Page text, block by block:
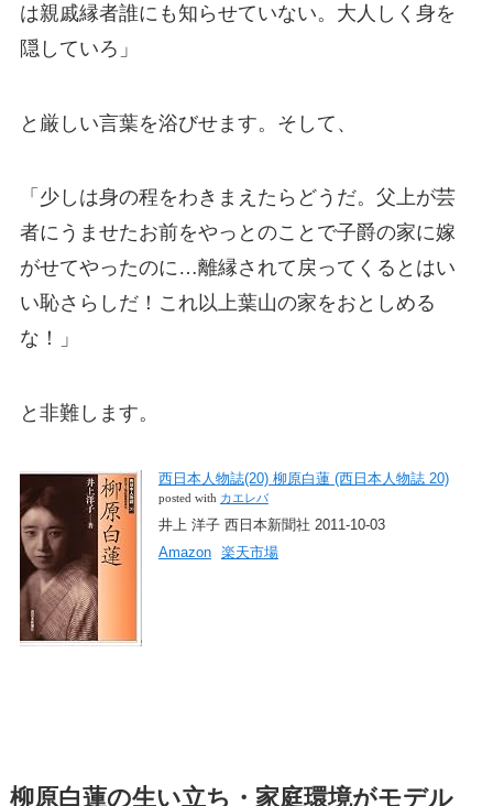
は親戚縁者誰にも知らせていない。大人しく身を
隠していろ」
と厳しい言葉を浴びせます。そして、
「少しは身の程をわきまえたらどうだ。父上が芸
者にうませたお前をやっとのことで子爵の家に嫁
がせてやったのに…離縁されて戻ってくるとはい
い恥さらしだ！これ以上葉山の家をおとしめる
な！」
と非難します。
西日本人物誌(20) 柳原白蓮 (西日本人物誌 20)
posted with カエレバ
井上 洋子 西日本新聞社 2011-10-03
Amazon
楽天市場
柳原白蓮の生い立ち・家庭環境がモデル